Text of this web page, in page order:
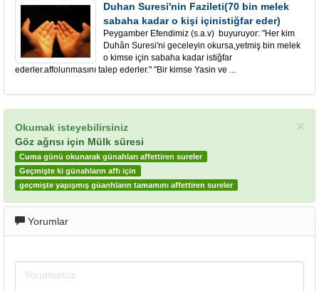
Duhan Suresi'nin Fazileti(70 bin melek
sabaha kadar o kişi içinistiğfar eder)
Peygamber Efendimiz (s.a.v) buyuruyor: "Her kim
Duhân Suresi'ni geceleyin okursa,yetmiş bin melek
o kimse için sabaha kadar istiğfar
ederler.affolunmasını talep ederler." "Bir kimse Yasin ve ...
×
Okumak isteyebilirsiniz
Göz ağrısı için Mülk süresi
Cuma günü okunarak günahları affettiren sureler
Geçmişte ki günahların affı için
geçmişte yapışmış güanhların tamamını affettiren sureler
Yorumlar